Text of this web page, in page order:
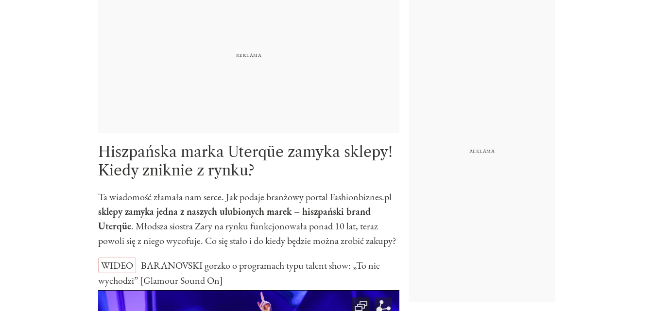
Hiszpańska marka Uterqüe zamyka sklepy!
Kiedy zniknie z rynku?
Ta wiadomość złamała nam serce. Jak podaje branżowy portal Fashionbiznes.pl
sklepy zamyka jedna z naszych ulubionych marek – hiszpański brand
Uterqüe. Młodsza siostra Zary na rynku funkcjonowała ponad 10 lat, teraz
powoli się z niego wycofuje. Co się stało i do kiedy będzie można zrobić zakupy?
WIDEO
BARANOVSKI gorzko o programach typu talent show: „To nie
wychodzi” [Glamour Sound On]